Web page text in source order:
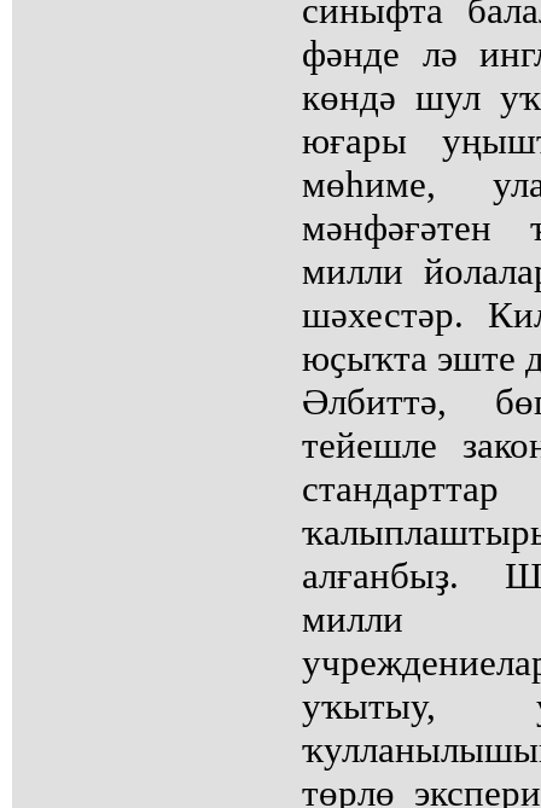
синыфта
фәнде лә
көндә шул
юғары
мөһиме,
мәнфәғәтен
милли
шәхестәр.
юҫыҡта эште
Әлбиттә,
тейешле
алғанбыҙ.
милли
уҡытыу,
төрлө